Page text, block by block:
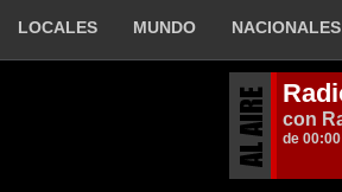
LOCALES MUNDO NACIONALES